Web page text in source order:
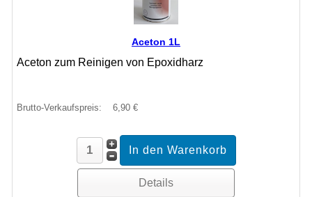
Aceton 1L
Aceton zum Reinigen von Epoxidharz
Brutto-Verkaufspreis: 6,90 €
Details